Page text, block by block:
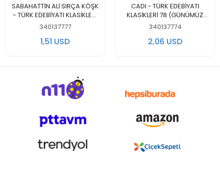
Add to cart
SABAHATTİN ALİ SIRÇA KÖŞK
- TÜRK EDEBİYATI KLASİKLERİ
35
340137777
1,51 USD
Add to cart
CADI - TÜRK EDEBİYATI
KLASİKLERİ 78 (GÜNÜMÜZ
TÜRKÇESİYLE)
340137774
2,06 USD